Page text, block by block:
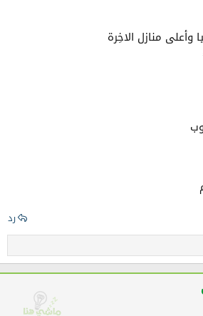
وأعلى منازل الاخِرة
رد